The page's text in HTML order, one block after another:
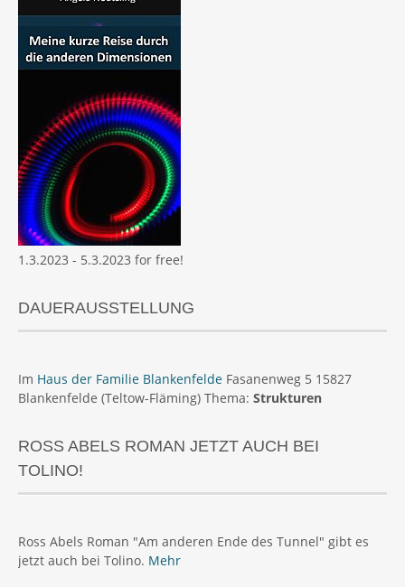
1.3.2023 - 5.3.2023 for free!
DAUERAUSSTELLUNG
Im Haus der Familie Blankenfelde Fasanenweg 5 15827
Blankenfelde (Teltow-Fläming) Thema: Strukturen
ROSS ABELS ROMAN JETZT AUCH BEI
TOLINO!
Ross Abels Roman "Am anderen Ende des Tunnel" gibt es
jetzt auch bei Tolino. Mehr